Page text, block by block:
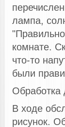
лампа,
комнате.
что-то
были
Обработка
В ходе
рисунок.